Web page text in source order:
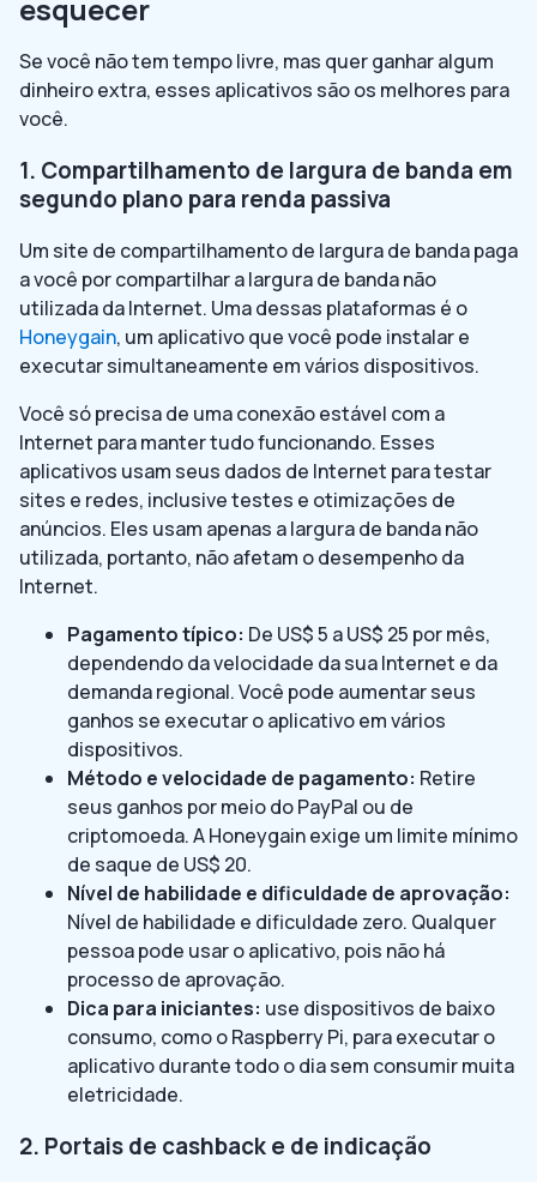
esquecer
Se você não tem tempo livre, mas quer ganhar algum
dinheiro extra, esses aplicativos são os melhores para
você.
1. Compartilhamento de largura de banda em
segundo plano para renda passiva
Um site de compartilhamento de largura de banda paga
a você por compartilhar a largura de banda não
utilizada da Internet. Uma dessas plataformas é o
Honeygain, um aplicativo que você pode instalar e
executar simultaneamente em vários dispositivos.
Você só precisa de uma conexão estável com a
Internet para manter tudo funcionando. Esses
aplicativos usam seus dados de Internet para testar
sites e redes, inclusive testes e otimizações de
anúncios. Eles usam apenas a largura de banda não
utilizada, portanto, não afetam o desempenho da
Internet.
Pagamento típico: De US$ 5 a US$ 25 por mês,
dependendo da velocidade da sua Internet e da
demanda regional. Você pode aumentar seus
ganhos se executar o aplicativo em vários
dispositivos.
Método e velocidade de pagamento: Retire
seus ganhos por meio do PayPal ou de
criptomoeda. A Honeygain exige um limite mínimo
de saque de US$ 20.
Nível de habilidade e dificuldade de aprovação:
Nível de habilidade e dificuldade zero. Qualquer
pessoa pode usar o aplicativo, pois não há
processo de aprovação.
Dica para iniciantes: use dispositivos de baixo
consumo, como o Raspberry Pi, para executar o
aplicativo durante todo o dia sem consumir muita
eletricidade.
2. Portais de cashback e de indicação